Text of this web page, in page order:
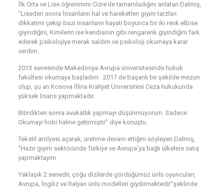
İlk Orta ve Lise öğrenimini Cizre’de tamamladığını anlatan Dalmış,
“Liseden sonra İnsanların hal ve hareketleri giyim tarzları
dikkatimi çekip bazı insanların hayatı boyunca bir iki renk elbise
giyindiğini, Kimilerin ise kendisinin gibi rengarenk giyindiğini fark
ederek psikolojiye merak saldım ve psikoloji okumaya karar
verdim.
2013 senesinde Makedonya Avrupa üniversitesinde hukuk
fakültesi okumaya başladım . 2017 de başarılı bir şekilde mezun
olup, şu an Kosova İlliria Kraliyet Üniversitesi Ceza hukukunda
yüksek lisans yapmaktadır.
Bitirdikten sonra avukatlık yapmayı düşünmüyorum. Sadece
Okumayı hobi haline getirmiştir” diye konuştu.
Tekstil atölyesi açarak, üretime devam ettiğini söyleyen Dalmış,
“Hazır giyim sektöründe Türkiye ve Avrupa’ya bağlı ülkelere satış
yapmaktayım.
Yaklaşık 2 senedir, çoğu dizilerde gördüğümüz ünlü oyuncuları,
Avrupa, İngiliz ve İtalyan ünlü modelleri giydirmektedir”şeklinde